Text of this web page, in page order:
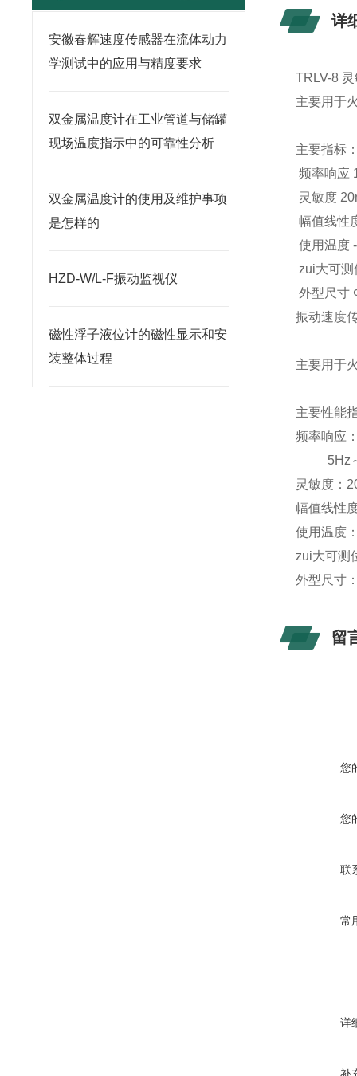
安徽春辉速度传感器在流体动力
学测试中的应用与精度要求
双金属温度计在工业管道与储罐
现场温度指示中的可靠性分析
双金属温度计的使用及维护事项
是怎样的
HZD-W/L-F振动监视仪
磁性浮子液位计的磁性显示和安
装整体过程
详
TRLV-8
主要用于
主要指标
频率响应
灵敏度
幅值线性
使用温度
zui大可
外型尺寸
振动速度
主要用于
主要性能
频率响应
5Hz～
灵敏度：
幅值线性
使用温度
zui大可测
外型尺寸
留
您
您
联
常
详